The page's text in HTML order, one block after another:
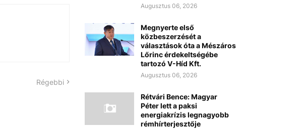
Régebbi
Augusztus 06, 2026
Megnyerte első
közbeszerzését a
választások óta a Mészáros
Lőrinc érdekeltségébe
tartozó V-Híd Kft.
Augusztus 06, 2026
Rétvári Bence: Magyar
Péter lett a paksi
energiakrízis legnagyobb
rémhírterjesztője